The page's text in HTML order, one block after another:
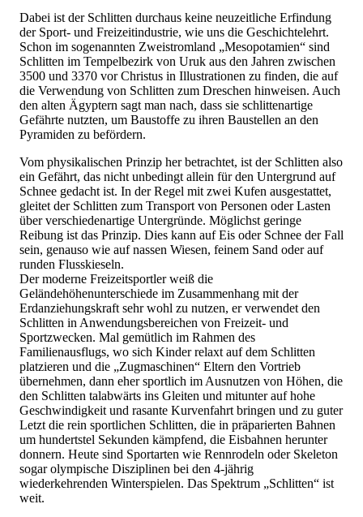
Dabei ist der Schlitten durchaus keine neuzeitliche Erfindung
der Sport- und Freizeitindustrie, wie uns die Geschichtelehrt.
Schon im sogenannten Zweistromland „Mesopotamien“ sind
Schlitten im Tempelbezirk von Uruk aus den Jahren zwischen
3500 und 3370 vor Christus in Illustrationen zu finden, die auf
die Verwendung von Schlitten zum Dreschen hinweisen. Auch
den alten Ägyptern sagt man nach, dass sie schlittenartige
Gefährte nutzten, um Baustoffe zu ihren Baustellen an den
Pyramiden zu befördern.
Vom physikalischen Prinzip her betrachtet, ist der Schlitten also
ein Gefährt, das nicht unbedingt allein für den Untergrund auf
Schnee gedacht ist. In der Regel mit zwei Kufen ausgestattet,
gleitet der Schlitten zum Transport von Personen oder Lasten
über verschiedenartige Untergründe. Möglichst geringe
Reibung ist das Prinzip. Dies kann auf Eis oder Schnee der Fall
sein, genauso wie auf nassen Wiesen, feinem Sand oder auf
runden Flusskieseln.
Der moderne Freizeitsportler weiß die
Geländehöhenunterschiede im Zusammenhang mit der
Erdanziehungskraft sehr wohl zu nutzen, er verwendet den
Schlitten in Anwendungsbereichen von Freizeit- und
Sportzwecken. Mal gemütlich im Rahmen des
Familienausflugs, wo sich Kinder relaxt auf dem Schlitten
platzieren und die „Zugmaschinen“ Eltern den Vortrieb
übernehmen, dann eher sportlich im Ausnutzen von Höhen, die
den Schlitten talabwärts ins Gleiten und mitunter auf hohe
Geschwindigkeit und rasante Kurvenfahrt bringen und zu guter
Letzt die rein sportlichen Schlitten, die in präparierten Bahnen
um hundertstel Sekunden kämpfend, die Eisbahnen herunter
donnern. Heute sind Sportarten wie Rennrodeln oder Skeleton
sogar olympische Disziplinen bei den 4-jährig
wiederkehrenden Winterspielen. Das Spektrum „Schlitten“ ist
weit.